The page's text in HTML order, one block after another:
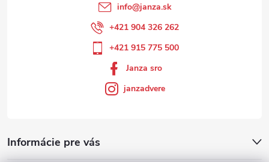
Informácie pre vás
info@janza.sk
+421 904 326 262
+421 915 775 500
Janza sro
janzadvere